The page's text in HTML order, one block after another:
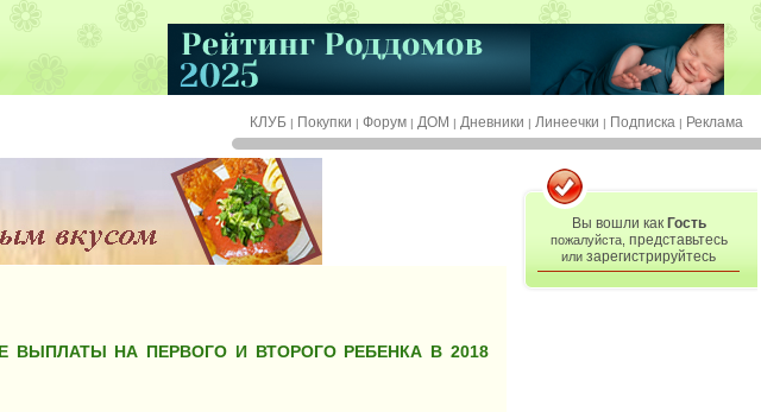
КЛУБ | Покупки | Форум | ДОМ | Дневники | Линеечки | Подписка | Реклама
НА ПЕРВОГО И ВТОРОГО РЕБЕНКА В 2018
Вы вошли как Гость
пожалуйста, представьтесь
или зарегистрируйтесь